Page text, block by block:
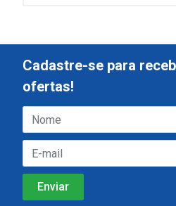
Cadastre-se para
ofertas!